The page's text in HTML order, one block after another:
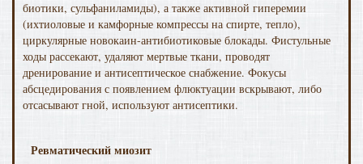
биотики, сульфаниламиды), а также активной ги­перемии
(ихтиоловые и камфорные компрессы на спирте, тепло),
циркулярные новокаин-антибиотиковые блокады. Фистульные
ходы рассекают, удаляют мертвые ткани, проводят
дренирование и антисептическое снабжение. Фокусы
абсцедирования с появлением флюктуации вскрывают, либо
отсасывают гной, используют антисептики.
Ревматический миозит